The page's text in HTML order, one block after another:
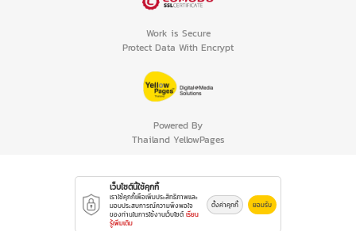
Work is Secure
Protect Data With Encrypt
Powered By
Thailand YellowPages
เว็บไซต์นี้ใช้คุกกี้
เราใช้คุกกี้เพื่อเพิ่มประสิทธิภาพและ
มอบประสบการณ์ความพึงพอใจ
ของท่านในการใช้งานเว็บไซต์ เรียน
รู้เพิ่มเติม
ตั้งค่าคุกกี้ ยอมรับ